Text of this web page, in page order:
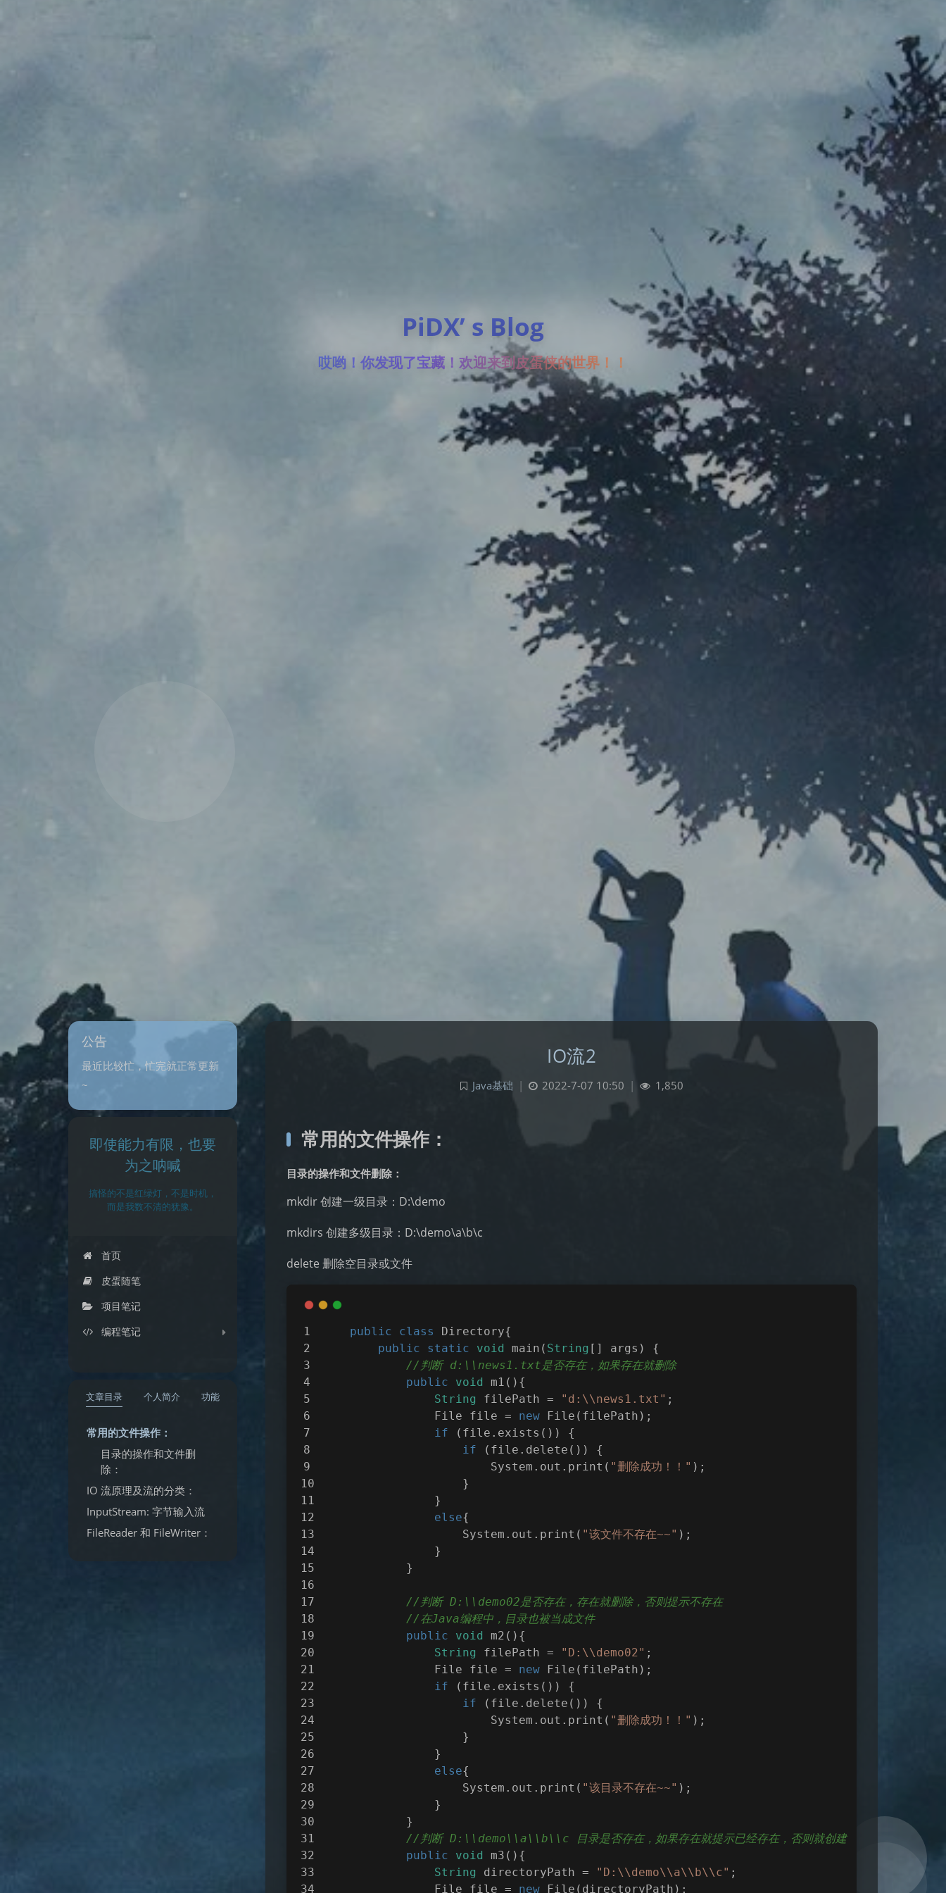
PiDX’ s Blog
哎哟！你发现了宝藏！欢迎来到皮蛋侠的世界！！
公告
最近比较忙，忙完就正常更新
~
即使能力有限，也要
为之呐喊
搞怪的不是红绿灯，不是时机，
而是我数不清的犹豫。
首页
皮蛋随笔
项目笔记
编程笔记
文章目录 个人简介 功能
常用的文件操作：
目录的操作和文件删
除：
IO 流原理及流的分类：
InputStream: 字节输入流
FileReader 和 FileWriter：
IO流2
Java基础 | 2022-7-07 10:50 | 1,850
常用的文件操作：
目录的操作和文件删除：
mkdir 创建一级目录：D:\demo
mkdirs 创建多级目录：D:\demo\a\b\c
delete 删除空目录或文件
public class Directory{
public
static void main ( String [] args )
{
//判断 d:\\news1.txt是否存在，如果存在就删除
public
void m1 ( ) {
String
filePath = "d:\\news1.txt" ;
                File file =
new File(filePath);
if (file.exists()) {
if (file.delete()) {
                        System.out.print(
"删除成功！！" );
                    }
                }
else{
                    System.out.print(
"该文件不存在~~" );
                }
            }
//判断 D:\\demo02是否存在，存在就删除，否则提示不存在
//在Java编程中，目录也被当成文件
public
void m2 ( ) {
String
filePath = "D:\\demo02" ;
                File file =
new File(filePath);
if (file.exists()) {
if (file.delete()) {
                        System.out.print(
"删除成功！！" );
                    }
                }
else{
                    System.out.print(
"该目录不存在~~" );
                }
            }
//判断 D:\\demo\\a\\b\\c 目录是否存在，如果存在就提示已经存在，否则就创建
public
void m3 ( ) {
String
directoryPath = "D:\\demo\\a\\b\\c" ;
                File file =
new File(directoryPath);